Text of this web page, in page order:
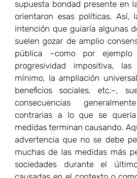
medidas terminan causando.
advertencia que no se debe
muchas de las medidas más
sociedades durante el
causadas en el contexto o
haber querido ayudar a otras
En todo caso, una cosa
patológico permite poner de
crucial que juega la
escenarios en los que
buenas acciones genuinas. En
buenas personas en quienes su
de estar enamorada o
que supone la libertad. Como